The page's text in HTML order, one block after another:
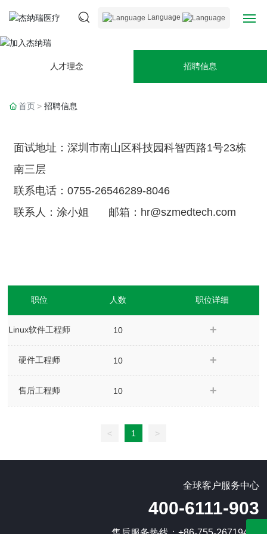
新闻中心
加入杰纳瑞
Language
人才理念 招聘信息
首页 招聘信息
面试地址：深圳市南山区科技园科智西路1号23栋
南三层
联系电话： 0755-26546289-8046
联系人：涂小姐
邮箱： hr@szmedtech.com
职位 人数 职位详细
Linux软件工程师 10
硬件工程师 10
售后工程师 10
< 1 >
全球客户服务中心
400-6111-903